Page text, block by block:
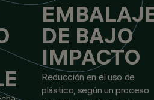
DE BAJO
IMPACTO
Reducción en el uso de
plástico, según un proceso